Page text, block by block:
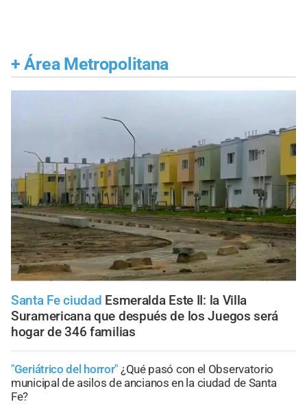
+ Área Metropolitana
Santa Fe ciudad Esmeralda Este II: la Villa
Suramericana que después de los Juegos será
hogar de 346 familias
"Geriátrico del horror" ¿Qué pasó con el Observatorio
municipal de asilos de ancianos en la ciudad de Santa
Fe?